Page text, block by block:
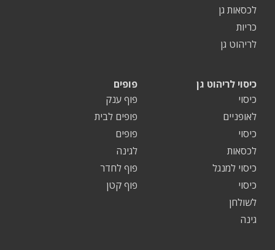
לכסאות גן
כריות
לריהוט גן
פופים
פוף ענק
פופים לבית
פופים
לגינה
פוף לחדר
פוף קטן
כיסוי לריהוט גן
כיסוי
לאופניים
כיסוי
לכסאות
כיסוי למנגל
כיסוי
לשולחן
גינה